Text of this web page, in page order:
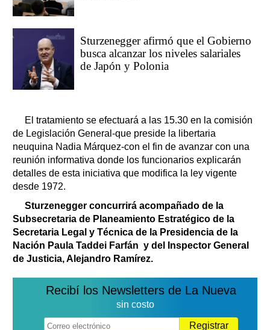
Sturzenegger afirmó que el Gobierno
busca alcanzar los niveles salariales
de Japón y Polonia
El tratamiento se efectuará a las 15.30 en la comisión
de Legislación General-que preside la libertaria
neuquina Nadia Márquez-con el fin de avanzar con una
reunión informativa donde los funcionarios explicarán
detalles de esta iniciativa que modifica la ley vigente
desde 1972.
Sturzenegger concurrirá acompañado de la
Subsecretaria de Planeamiento Estratégico de la
Secretaria Legal y Técnica de la Presidencia de la
Nación Paula Taddei Farfán y del Inspector General
de Justicia, Alejandro Ramírez.
Recibí los Newsletters de La Nueva
sin costo
Registrar